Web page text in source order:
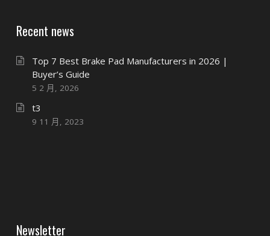
Recent news
Top 7 Best Brake Pad Manufacturers in 2026 |
Buyer’s Guide
5 2 月, 2026
t3
9 11 月, 2023
Newsletter